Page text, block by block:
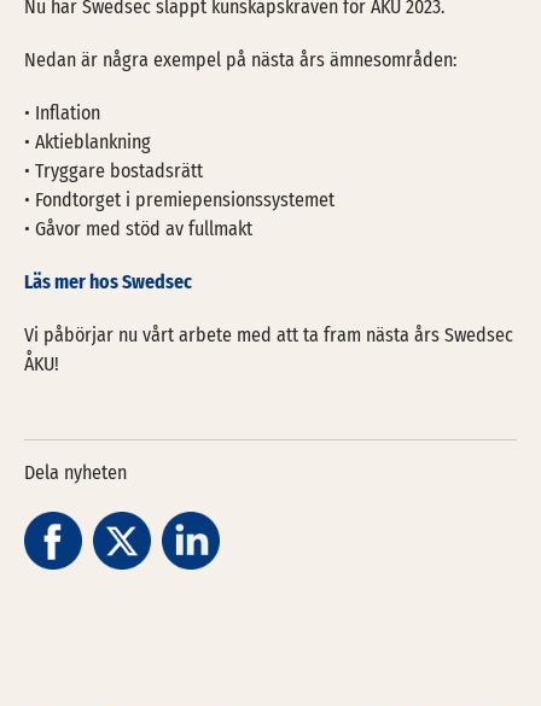
Nu har Swedsec släppt kunskapskraven för ÅKU 2023.
Nedan är några exempel på nästa års ämnesområden:
• Inflation
• Aktieblankning
• Tryggare bostadsrätt
• Fondtorget i premiepensionssystemet
• Gåvor med stöd av fullmakt
Läs mer hos Swedsec
Vi påbörjar nu vårt arbete med att ta fram nästa års Swedsec
ÅKU!
Dela nyheten